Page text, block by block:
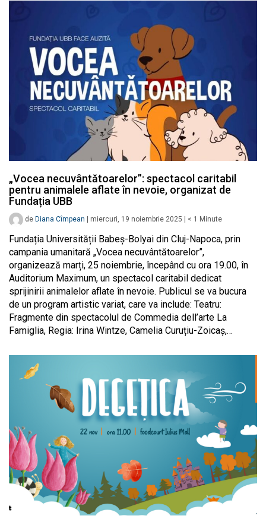
„Vocea necuvântătoarelor”: spectacol caritabil
pentru animalele aflate în nevoie, organizat de
Fundația UBB
de Diana Cîmpean miercuri, 19 noiembrie 2025 < 1 Minute
Fundația Universității Babeș-Bolyai din Cluj-Napoca, prin
campania umanitară „Vocea necuvântătoarelor”,
organizează marți, 25 noiembrie, începând cu ora 19.00, în
Auditorium Maximum, un spectacol caritabil dedicat
sprijinirii animalelor aflate în nevoie. Publicul se va bucura
de un program artistic variat, care va include: Teatru:
Fragmente din spectacolul de Commedia dell’arte La
Famiglia, Regia: Irina Wintze, Camelia Curuțiu-Zoicaș,…